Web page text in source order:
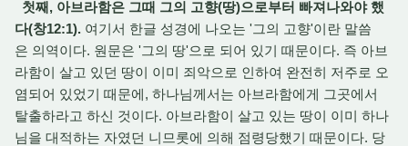
첫째, 아브라함은 그때 그의 고향(땅)으로부터 빠져나와야 했
다(창12:1). 여기서 한글 성경에 나오는 '그의 고향'이란 말씀
은 의역이다. 원문은 '그의 땅'으로 되어 있기 때문이다. 즉 아브
라함이 살고 있던 땅이 이미 죄악으로 인하여 완전히 저주로 오
염되어 있었기 때문에, 하나님께서는 아브라함에게 그곳에서
탈출하라고 하신 것이다. 아브라함이 살고 있는 땅이 이미 하나
님을 대적하는 자였던 니므롯에 의해 점령당했기 때문이다. 당